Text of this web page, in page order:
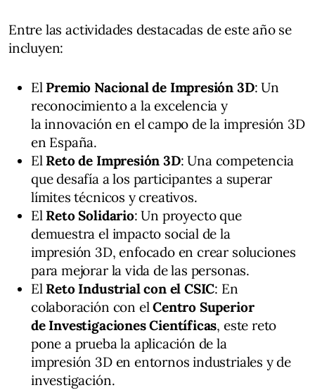
Entre las actividades destacadas de este año se
incluyen:
El Premio Nacional de Impresión 3D: Un
reconocimiento a la excelencia y
la innovación en el campo de la impresión 3D
en España.
El Reto de Impresión 3D: Una competencia
que desafía a los participantes a superar
límites técnicos y creativos.
El Reto Solidario: Un proyecto que
demuestra el impacto social de la
impresión 3D, enfocado en crear soluciones
para mejorar la vida de las personas.
ElReto Industrial con el CSIC: En
colaboración con elCentro Superior
de Investigaciones Científicas, este reto
pone a prueba la aplicación de la
impresión 3D en entornos industriales y de
investigación.